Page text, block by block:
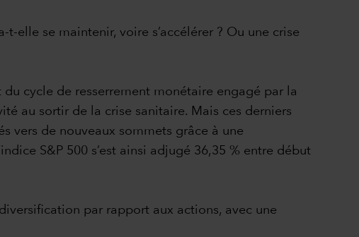
elle se maintenir, voire s’accélérer ? Ou une crise
cycle de resserrement monétaire engagé par la
au sortir de la crise sanitaire. Mais ces derniers
vers de nouveaux sommets grâce à une
S&P 500 s’est ainsi adjugé 36,35 % entre début
par rapport aux actions, avec une